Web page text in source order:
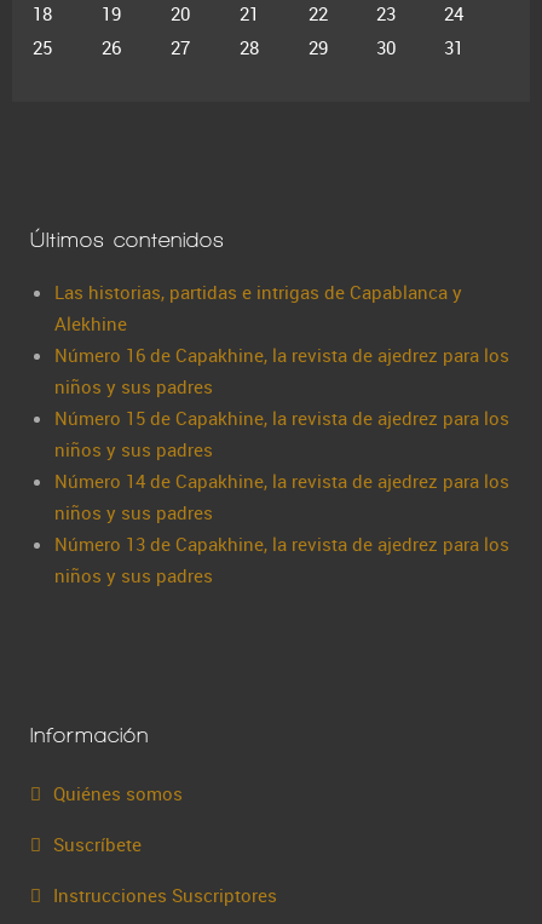
18
19 20 21 22 23
24
25
26 27 28 29 30 31
Últimos contenidos
Las historias, partidas e intrigas de Capablanca y
Alekhine
Número 16 de Capakhine, la revista de ajedrez para los
niños y sus padres
Número 15 de Capakhine, la revista de ajedrez para los
niños y sus padres
Número 14 de Capakhine, la revista de ajedrez para los
niños y sus padres
Número 13 de Capakhine, la revista de ajedrez para los
niños y sus padres
Información
Quiénes somos
Suscríbete
Instrucciones Suscriptores